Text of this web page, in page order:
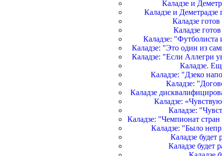
Каладзе и
Каладзе и Деметрадзе
Каладзе
Каладзе
Каладзе: "Футболиста
Каладзе: "Это один из
Каладзе: "Если Аллегри
Каладзе.
Каладзе: "Дзеко
Каладзе:
Каладзе
Каладзе:
Каладзе:
Каладзе: "Чемпионат
Каладзе: "Было
Каладзе будет
Каладзе